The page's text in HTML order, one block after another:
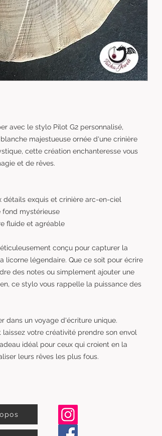
avec le stylo Pilot G2 personnalisé,
majestueuse ornée d'une crinière
cette création enchanteresse vous
et de rêves.
détails exquis et crinière arc-en-ciel
fond mystérieuse
fluide et agréable
conçu pour capturer la
licorne légendaire. Que ce soit pour écrire
des notes ou simplement ajouter une
ce stylo vous rappelle la puissance des
dans un voyage d'écriture unique.
votre créativité prendre son envol
idéal pour ceux qui croient en la
leurs rêves les plus fous.